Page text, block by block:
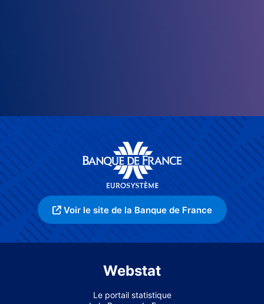
Voir le site de la Banque de France
Webstat
Le portail statistique